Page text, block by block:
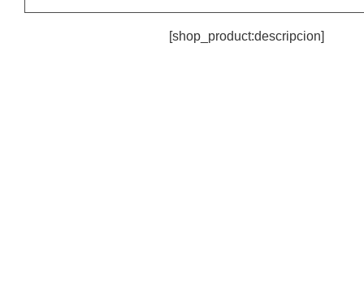
[shop_product:descripcion]